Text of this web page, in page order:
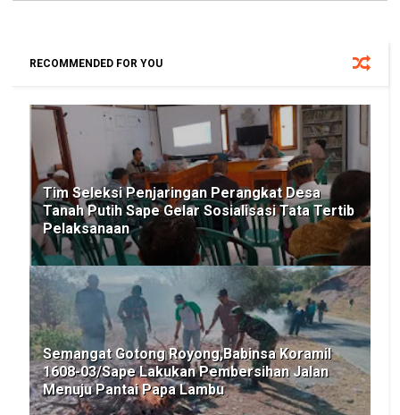
RECOMMENDED FOR YOU
Tim Seleksi Penjaringan Perangkat Desa
Tanah Putih Sape Gelar Sosialisasi Tata Tertib
Pelaksanaan
Semangat Gotong Royong,Babinsa Koramil
1608-03/Sape Lakukan Pembersihan Jalan
Menuju Pantai Papa Lambu